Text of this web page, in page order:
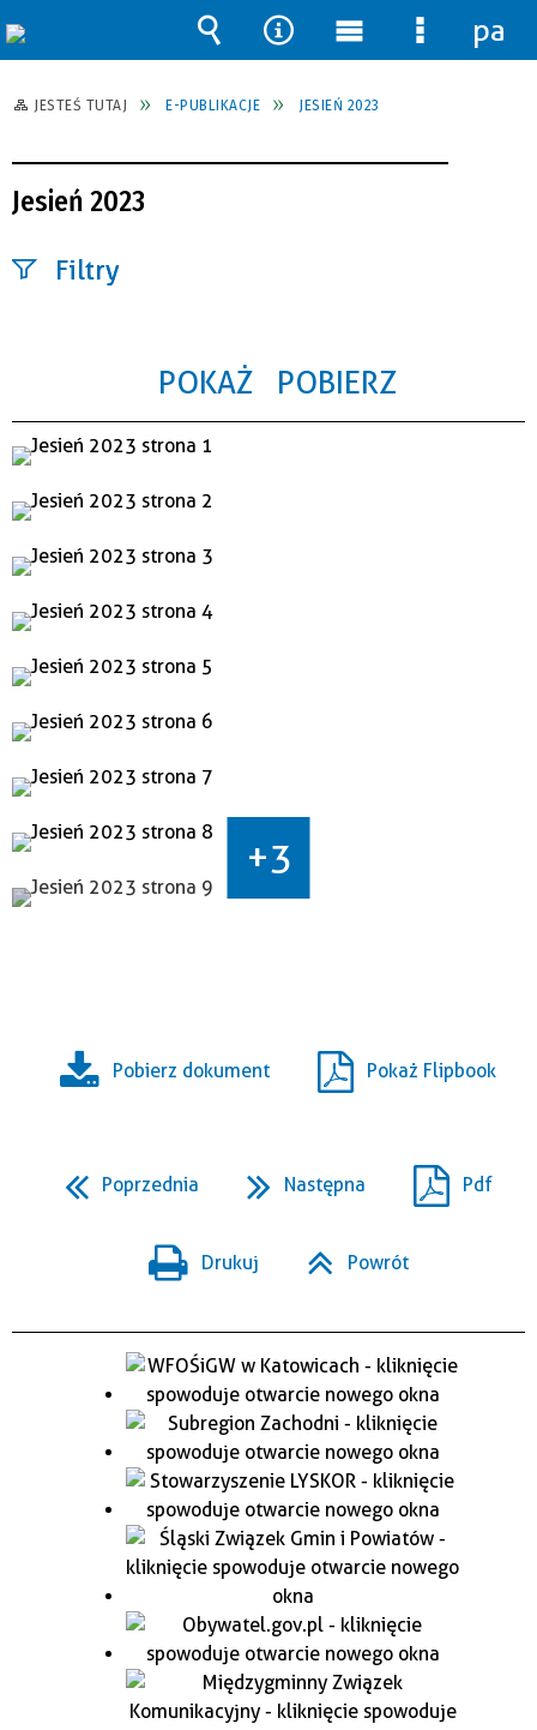
JESTEŚ TUTAJ E-PUBLIKACJE JESIEŃ 2023
Jesień 2023
Filtry
Kategoria
Data wydania
—
POKAŻ POBIERZ
+3
Pobierz dokument Pokaż Flipbook
Poprzednia Następna Pdf
Drukuj Powrót
Wyszukiwarka
Narzędzia
Menu
główne
Menu